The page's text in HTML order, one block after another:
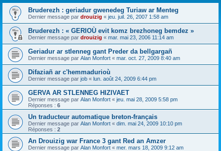
Bruderezh : geriadur gwenedeg Turiaw ar Menteg
Dernier message par drouizig « jeu. juil. 26, 2007 1:58 am
Bruderezh : « GERIOÙ evit komz brezhoneg bemdez »
Dernier message par drouizig « mar. mai 23, 2006 11:14 am
Geriadur ar stlenneg gant Preder da bellgargañ
Dernier message par Alan Monfort « mar. oct. 27, 2009 8:40 am
Difaziañ ar c'hemmadurioù
Dernier message par job « lun. août 24, 2009 6:44 pm
GERVA AR STLENNEG HIZIVAET
Dernier message par Alan Monfort « jeu. mai 28, 2009 5:58 pm
Réponses : 6
Un traducteur automatique breton-français
Dernier message par Alan Monfort « dim. mai 24, 2009 10:10 pm
Réponses : 2
An Drouizig war France 3 gant Red an Amzer
Dernier message par Alan Monfort « mer. mars 18, 2009 9:12 am